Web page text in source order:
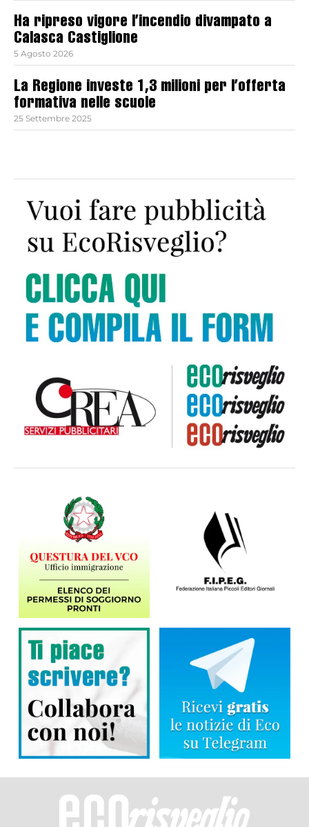
Ha ripreso vigore l’incendio divampato a
Calasca Castiglione
5 Agosto 2026
La Regione investe 1,3 milioni per l’offerta
formativa nelle scuole
25 Settembre 2025